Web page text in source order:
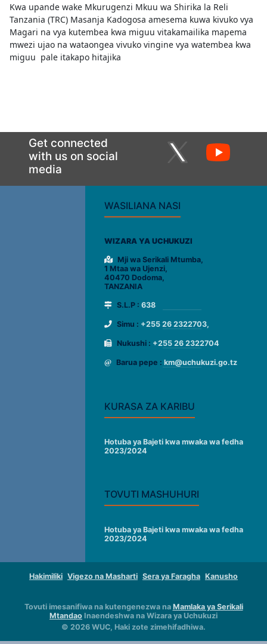
Kwa upande wake Mkurugenzi Mkuu wa Shirika la Reli
Tanzania (TRC) Masanja Kadogosa amesema kuwa kivuko vya
Magari na vya kutembea kwa miguu vitakamailika mapema
mwezi ujao na wataongea vivuko vingine vya watembea kwa
miguu pale itakapo hitajika
Get connected
with us on social
media
WASILIANA NASI
WIZARA YA UCHUKUZI
Mji wa Serikali Mtumba,
1 Mtaa wa Ujenzi,
40470 Dodoma,
TANZANIA
S.L.P : 638
Simu : +255 26 2322703,
Nukushi : +255 26 2322704
Barua pepe : km@uchukuzi.go.tz
KURASA ZA KARIBU
Hotuba ya Bajeti kwa mwaka wa fedha
2023/2024
TOVUTI MASHUHURI
Hotuba ya Bajeti kwa mwaka wa fedha
2023/2024
Hakimiliki Vigezo na Masharti Sera ya Faragha Kanusho
Tovuti imesanifiwa na kutengenezwa na Mamlaka ya Serikali
Mtandao Inaendeshwa na Wizara ya Uchukuzi
© 2026 WUC, Haki zote zimehifadhiwa.